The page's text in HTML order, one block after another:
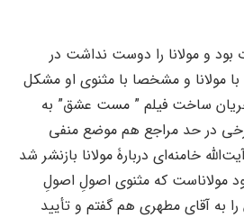
بود و مولانا را دوست نداشت در
مولانا و مشخصا با مثنوی او مشکل
ساخت فیلم ” مست عشق” به
در حد مراجع هم موضع منفی
خامنه‌ای دربارۀ مولانا بازنشر شد
مولاناست که مثنوی اصولِ اصولِ
به آقای مطهری هم گفتم و تأیید